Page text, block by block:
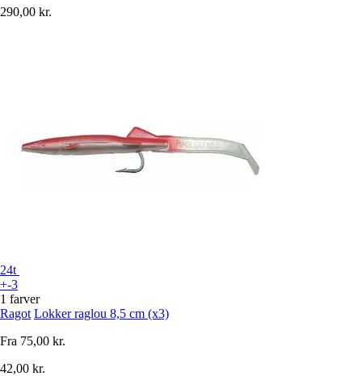
290,00 kr.
24t
+-3
1 farver
Ragot Lokker raglou 8,5 cm (x3)
Fra 75,00 kr.
42,00 kr.